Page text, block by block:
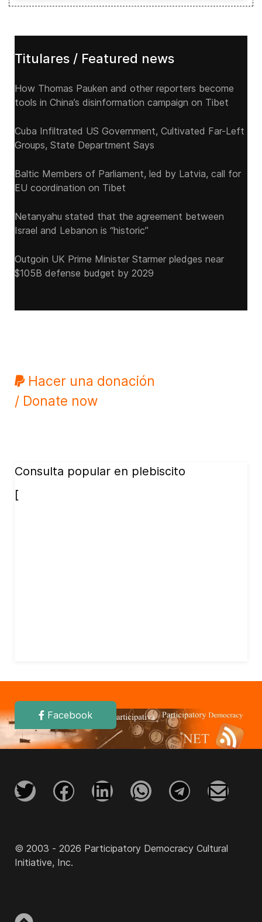
Titulares / Featured news
How Thomas Pauken and other reporters become
tools in China’s disinformation campaign on Tibet
Cuba Infiltrated US Government, Cultivated Far-Left
Groups, State Department Says
Baltic Members of Parliament, led by Latvia, call for
EU coordination on Tibet
Netanyahu stated that the agreement between
Israel and Lebanon is “historic”
Outgoin UK Prime Minister Starmer pledges near
$105B defense budget by 2029
Hacer una donación
/ Donate now
Consulta popular en plebiscito
[
Facebook
© 2003 - 2026 Participatory Democracy Cultural
Initiative, Inc.